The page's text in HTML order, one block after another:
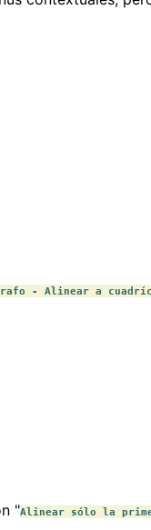
- Alinear a
"Alinear sólo la